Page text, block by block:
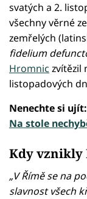
svatých a 2.
všechny věrné
zemřelých
fidelium
Hromnic zvítězil
listopadových
Nenechte si ujít:
Na stole
Kdy vznikly
„V Římě se na
slavnost všech